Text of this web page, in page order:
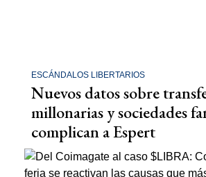
ESCÁNDALOS LIBERTARIOS
Nuevos datos sobre
millonarias y sociedades
complican a Espert